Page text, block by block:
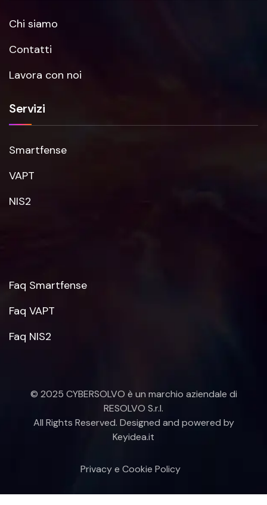
Chi siamo
Contatti
Lavora con noi
Servizi
Smartfense
VAPT
NIS2
Faq Smartfense
Faq VAPT
Faq NIS2
© 2025 CYBERSOLVO è un marchio aziendale di
RESOLVO S.r.l.
All Rights Reserved. Designed and powered by
Keyidea.it
Privacy e Cookie Policy